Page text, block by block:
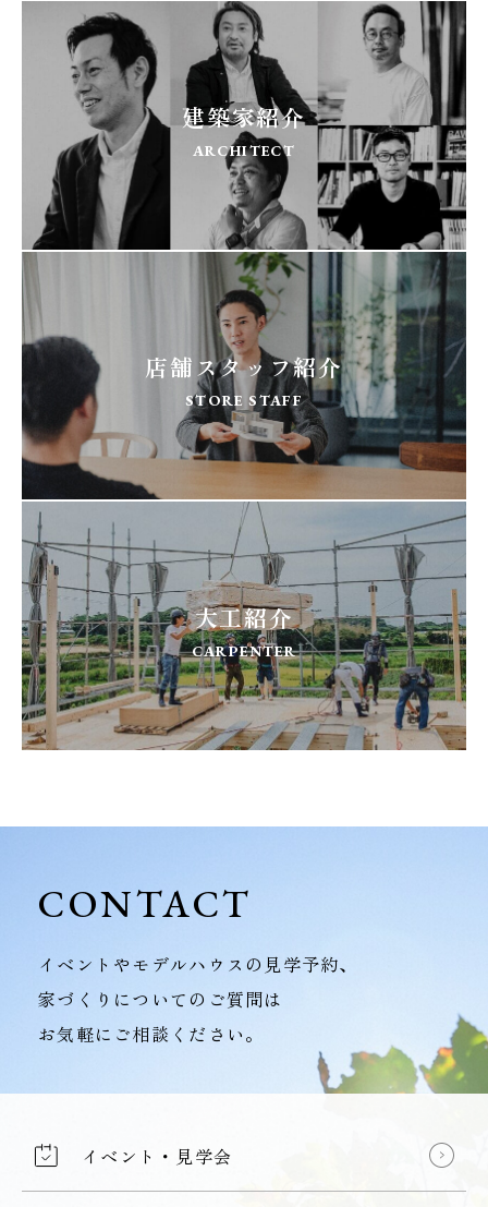
建築家紹介
ARCHITECT
店舗スタッフ紹介
STORE STAFF
大工紹介
CARPENTER
CONTACT
イベントやモデルハウスの見学予約、
家づくりについてのご質問は
お気軽にご相談ください。
イベント・見学会